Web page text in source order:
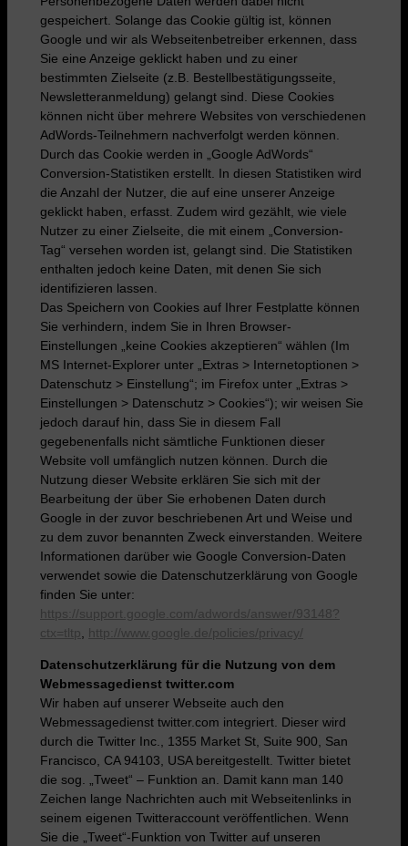
gespeichert. Solange das Cookie gültig ist, können
Google und wir als Webseitenbetreiber erkennen, dass
Sie eine Anzeige geklickt haben und zu einer
bestimmten Zielseite (z.B. Bestellbestätigungsseite,
Newsletteranmeldung) gelangt sind. Diese Cookies
können nicht über mehrere Websites von verschiedenen
AdWords-Teilnehmern nachverfolgt werden können.
Durch das Cookie werden in „Google AdWords“
Conversion-Statistiken erstellt. In diesen Statistiken wird
die Anzahl der Nutzer, die auf eine unserer Anzeige
geklickt haben, erfasst. Zudem wird gezählt, wie viele
Nutzer zu einer Zielseite, die mit einem „Conversion-
Tag“ versehen worden ist, gelangt sind. Die Statistiken
enthalten jedoch keine Daten, mit denen Sie sich
identifizieren lassen.
Das Speichern von Cookies auf Ihrer Festplatte können
Sie verhindern, indem Sie in Ihren Browser-
Einstellungen „keine Cookies akzeptieren“ wählen (Im
MS Internet-Explorer unter „Extras > Internetoptionen >
Datenschutz > Einstellung“; im Firefox unter „Extras >
Einstellungen > Datenschutz > Cookies“); wir weisen Sie
jedoch darauf hin, dass Sie in diesem Fall
gegebenenfalls nicht sämtliche Funktionen dieser
Website voll umfänglich nutzen können. Durch die
Nutzung dieser Website erklären Sie sich mit der
Bearbeitung der über Sie erhobenen Daten durch
Google in der zuvor beschriebenen Art und Weise und
zu dem zuvor benannten Zweck einverstanden. Weitere
Informationen darüber wie Google Conversion-Daten
verwendet sowie die Datenschutzerklärung von Google
finden Sie unter:
https://support.google.com/adwords/answer/93148?
ctx=tltp, http://www.google.de/policies/privacy/
Datenschutzerklärung für die Nutzung von dem
Webmessagedienst twitter.com
Wir haben auf unserer Webseite auch den
Webmessagedienst twitter.com integriert. Dieser wird
durch die Twitter Inc., 1355 Market St, Suite 900, San
Francisco, CA 94103, USA bereitgestellt. Twitter bietet
die sog. „Tweet“ – Funktion an. Damit kann man 140
Zeichen lange Nachrichten auch mit Webseitenlinks in
seinem eigenen Twitteraccount veröffentlichen. Wenn
Sie die „Tweet“-Funktion von Twitter auf unseren